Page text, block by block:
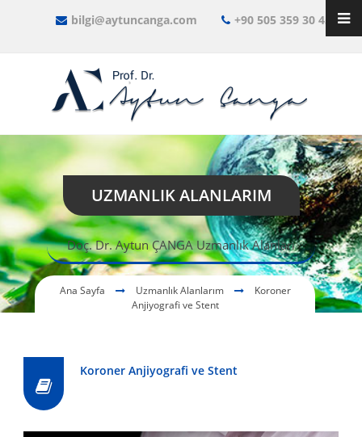
bilgi@aytuncanga.com +90 505 359 30 45
UZMANLIK ALANLARIM
Doç. Dr. Aytun ÇANGA Uzmanlık Alanları
Ana Sayfa Uzmanlık Alanlarım
Koroner
Anjiyografi ve Stent
Koroner Anjiyografi ve Stent